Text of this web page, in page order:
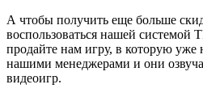
А чтобы получить еще больше
воспользоваться нашей
продайте нам игру, в которую уже
нашими менеджерами и они
видеоигр.